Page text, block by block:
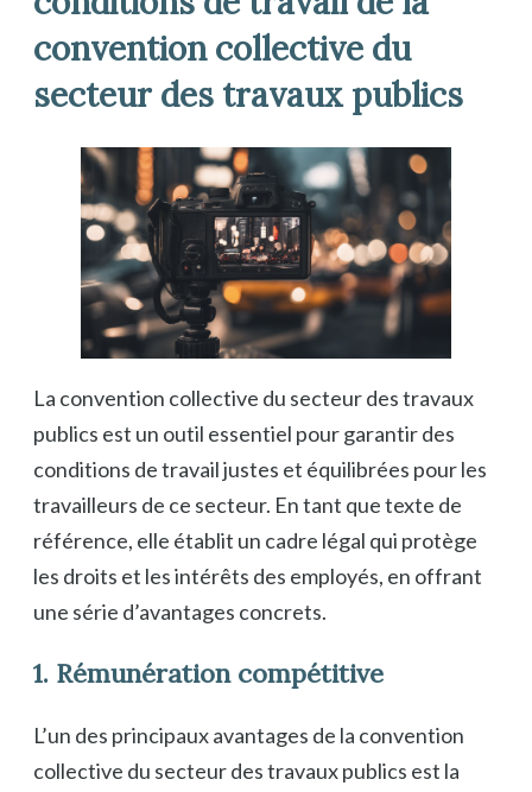
convention collective du
secteur des travaux publics
La convention collective du secteur des travaux
publics est un outil essentiel pour garantir des
conditions de travail justes et équilibrées pour les
travailleurs de ce secteur. En tant que texte de
référence, elle établit un cadre légal qui protège
les droits et les intérêts des employés, en offrant
une série d’avantages concrets.
1. Rémunération compétitive
L’un des principaux avantages de la convention
collective du secteur des travaux publics est la